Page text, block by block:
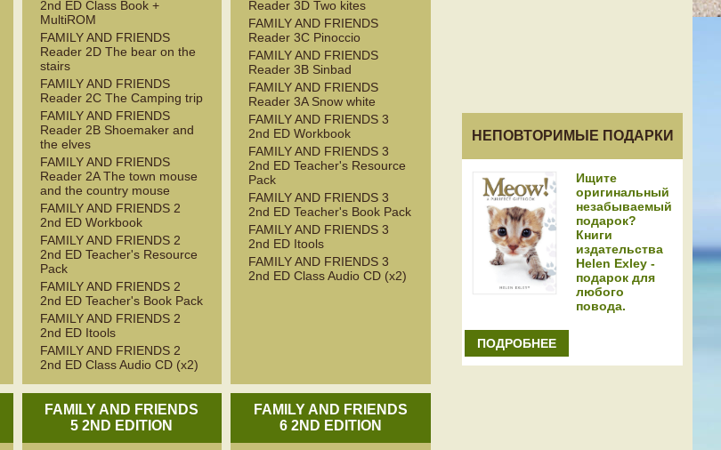
2nd ED Class Book +
MultiROM
FAMILY AND FRIENDS
Reader 2D The bear on the
stairs
FAMILY AND FRIENDS
Reader 2C The Camping trip
FAMILY AND FRIENDS
Reader 2B Shoemaker and
the elves
FAMILY AND FRIENDS
Reader 2A The town mouse
and the country mouse
FAMILY AND FRIENDS 2
2nd ED Workbook
FAMILY AND FRIENDS 2
2nd ED Teacher's Resource
Pack
FAMILY AND FRIENDS 2
2nd ED Teacher's Book Pack
FAMILY AND FRIENDS 2
2nd ED Itools
FAMILY AND FRIENDS 2
2nd ED Class Audio CD (x2)
Reader 3D Two kites
FAMILY AND FRIENDS
Reader 3C Pinoccio
FAMILY AND FRIENDS
Reader 3B Sinbad
FAMILY AND FRIENDS
Reader 3A Snow white
FAMILY AND FRIENDS 3
2nd ED Workbook
FAMILY AND FRIENDS 3
2nd ED Teacher's Resource
Pack
FAMILY AND FRIENDS 3
2nd ED Teacher's Book Pack
FAMILY AND FRIENDS 3
2nd ED Itools
FAMILY AND FRIENDS 3
2nd ED Class Audio CD (x2)
FAMILY AND FRIENDS
5 2ND EDITION
FAMILY AND FRIENDS
6 2ND EDITION
НЕПОВТОРИМЫЕ ПОДАРКИ
Ищите
оригинальный
незабываемый
подарок?
Книги
издательства
Helen Exley -
подарок для
любого
повода.
ПОДРОБНЕЕ